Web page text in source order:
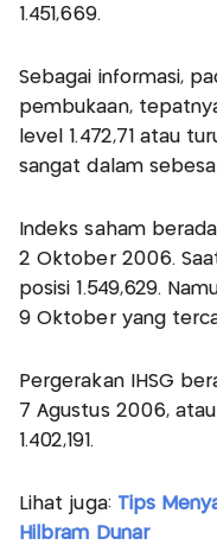
1.451,669.
Sebagai informasi,
pembukaan,
level 1.472,71 atau
sangat dalam
Indeks saham
2 Oktober 2006.
posisi 1.549,629.
9 Oktober yang
Pergerakan IHSG
7 Agustus 2006,
1.402,191.
Lihat juga: Tips
Hilbram Dunar